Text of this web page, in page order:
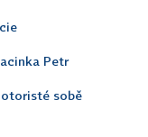
Petr
sobě